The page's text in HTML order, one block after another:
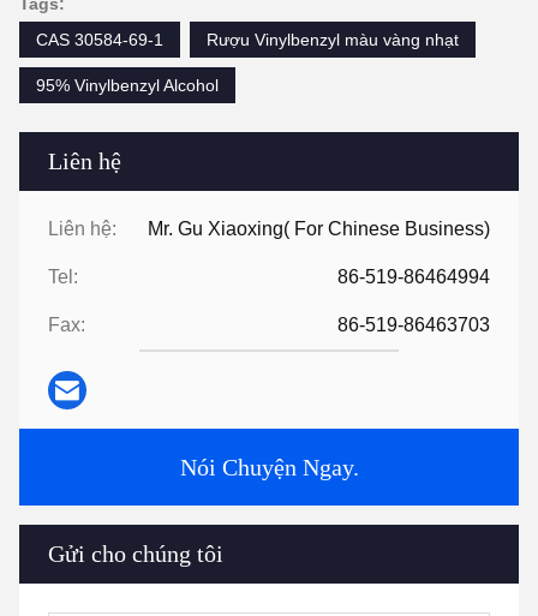
Liên hệ
Liên hệ: Mr. Gu Xiaoxing( For Chinese Business)
Tel: 86-519-86464994
Fax: 86-519-86463703
Nói Chuyện Ngay.
Gửi cho chúng tôi
Tags:
CAS 30584-69-1
Rượu Vinylbenzyl màu vàng nhạt
95% Vinylbenzyl Alcohol